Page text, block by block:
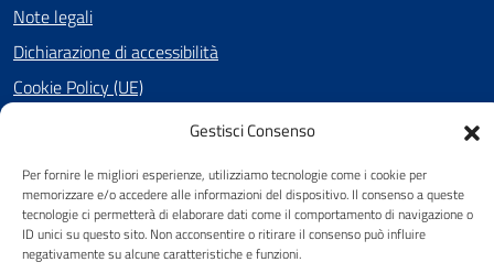
Gestisci Consenso
Per fornire le migliori esperienze, utilizziamo tecnologie come i cookie per
memorizzare e/o accedere alle informazioni del dispositivo. Il consenso a queste
tecnologie ci permetterà di elaborare dati come il comportamento di navigazione o
ID unici su questo sito. Non acconsentire o ritirare il consenso può influire
negativamente su alcune caratteristiche e funzioni.
Note legali
Dichiarazione di accessibilità
Cookie Policy (UE)
SEGUICI SU
Facebook